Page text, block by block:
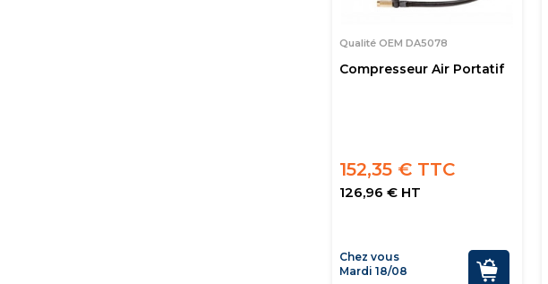
Qualité OEM DA5078
Compresseur Air Portatif
152,35 € TTC
126,96 € HT
Chez vous
Mardi 18/08